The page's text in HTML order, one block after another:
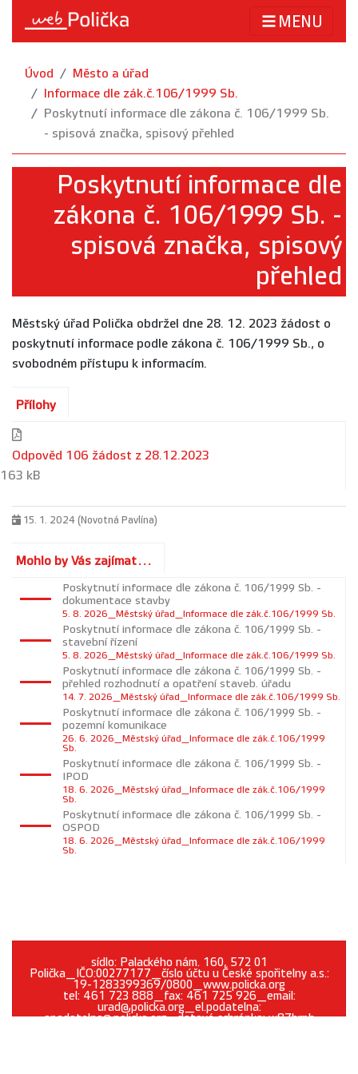
MENU
Úvod
Město a úřad
Informace dle zák.č.106/1999 Sb.
Poskytnutí informace dle zákona č. 106/1999 Sb.
- spisová značka, spisový přehled
Poskytnutí informace dle
zákona č. 106/1999 Sb. -
spisová značka, spisový
přehled
Městský úřad Polička obdržel dne 28. 12. 2023 žádost o
poskytnutí informace podle zákona č. 106/1999 Sb., o
svobodném přístupu k informacím.
Přílohy
Odpověd 106 žádost z 28.12.2023
163 kB
15. 1. 2024 (Novotná Pavlína)
Mohlo by Vás zajímat...
Poskytnutí informace dle zákona č. 106/1999 Sb. -
dokumentace stavby
5. 8. 2026_Městský úřad_Informace dle zák.č.106/1999 Sb.
Poskytnutí informace dle zákona č. 106/1999 Sb. -
stavební řízení
5. 8. 2026_Městský úřad_Informace dle zák.č.106/1999 Sb.
Poskytnutí informace dle zákona č. 106/1999 Sb. -
přehled rozhodnutí a opatření staveb. úřadu
14. 7. 2026_Městský úřad_Informace dle zák.č.106/1999 Sb.
Poskytnutí informace dle zákona č. 106/1999 Sb. -
pozemní komunikace
26. 6. 2026_Městský úřad_Informace dle zák.č.106/1999
Sb.
Poskytnutí informace dle zákona č. 106/1999 Sb. -
IPOD
18. 6. 2026_Městský úřad_Informace dle zák.č.106/1999
Sb.
Poskytnutí informace dle zákona č. 106/1999 Sb. -
OSPOD
18. 6. 2026_Městský úřad_Informace dle zák.č.106/1999
Sb.
sídlo: Palackého nám. 160, 572 01
Polička_IČO:00277177_číslo účtu u České spořitelny a.s.:
19-1283399369/0800_www.policka.org
tel: 461 723 888_fax: 461 725 926_email:
urad@policka.org_el.podatelna:
epodatelna@policka.org_datová schránka: w87brph